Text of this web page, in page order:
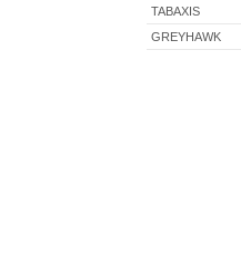
TABAXIS
GREYHAWK